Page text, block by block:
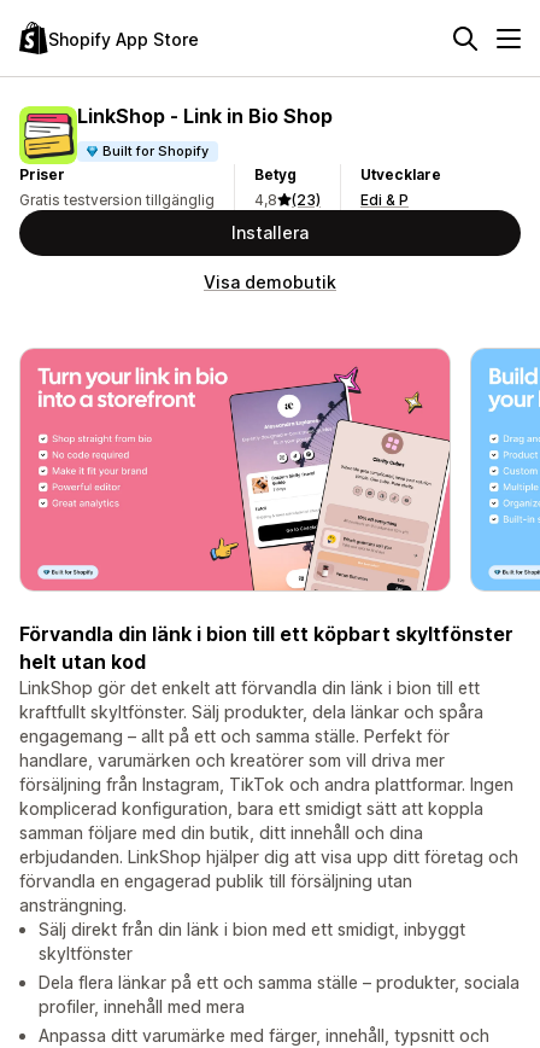
Shopify App Store
LinkShop ‑ Link in Bio Shop
Built for Shopify
Priser
Gratis testversion tillgänglig
Betyg
4,8
(23)
Utvecklare
Edi & P
Installera
Visa demobutik
Förvandla din länk i bion till ett köpbart skyltfönster
helt utan kod
LinkShop gör det enkelt att förvandla din länk i bion till ett
kraftfullt skyltfönster. Sälj produkter, dela länkar och spåra
engagemang – allt på ett och samma ställe. Perfekt för
handlare, varumärken och kreatörer som vill driva mer
försäljning från Instagram, TikTok och andra plattformar. Ingen
komplicerad konfiguration, bara ett smidigt sätt att koppla
samman följare med din butik, ditt innehåll och dina
erbjudanden. LinkShop hjälper dig att visa upp ditt företag och
förvandla en engagerad publik till försäljning utan
ansträngning.
Sälj direkt från din länk i bion med ett smidigt, inbyggt
skyltfönster
Dela flera länkar på ett och samma ställe – produkter, sociala
profiler, innehåll med mera
Anpassa ditt varumärke med färger, innehåll, typsnitt och